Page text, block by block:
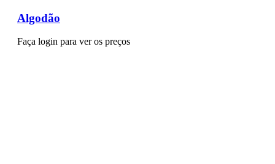
Algodão
Faça login para ver os preços